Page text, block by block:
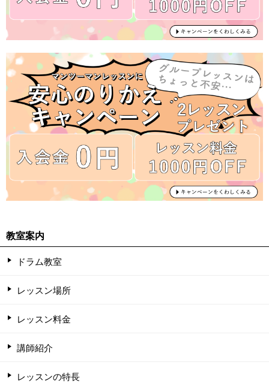
教室案内
ドラム教室
レッスン場所
レッスン料金
講師紹介
レッスンの特長